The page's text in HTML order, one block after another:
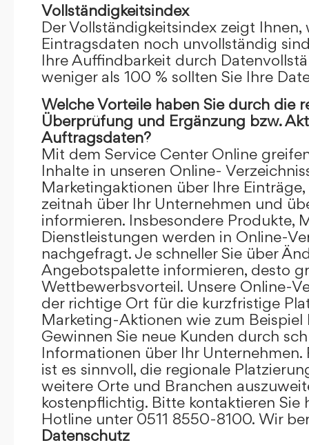
Vollständigkeitsindex
Der Vollständigkeitsindex zeigt
Eintragsdaten noch unvollständig
Ihre Auffindbarkeit durch
weniger als 100 % sollten Sie Ihre
Welche Vorteile haben Sie durch die
Überprüfung und Ergänzung bzw.
Auftragsdaten?
Mit dem Service Center Online
Inhalte in unseren Online-
Marketingaktionen über Ihre
zeitnah über Ihr Unternehmen und
informieren. Insbesondere Produkte,
Dienstleistungen werden in Online-
nachgefragt. Je schneller Sie über
Angebotspalette informieren, desto
Wettbewerbsvorteil. Unsere Online-
der richtige Ort für die kurzfristige
Marketing-Aktionen wie zum Beispiel
Gewinnen Sie neue Kunden durch
Informationen über Ihr Unternehmen.
ist es sinnvoll, die regionale
weitere Orte und Branchen
kostenpflichtig. Bitte kontaktieren Sie
Hotline unter 0511 8550-8100. Wir
Datenschutz